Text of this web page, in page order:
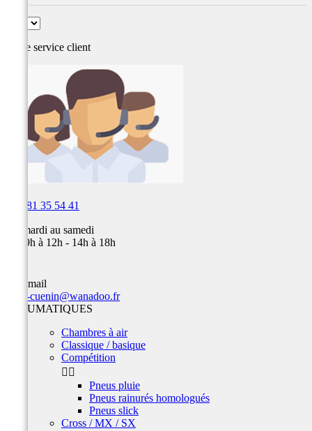
Notre service client
03 81 35 54 41
Du mardi au samedi
de 09h à 12h - 14h à 18h
Par email
team-cuenin@wanadoo.fr
PNEUMATIQUES
Chambres à air
Classique / basique
Compétition
 
Pneus pluie
Pneus rainurés homologués
Pneus slick
Cross / MX / SX